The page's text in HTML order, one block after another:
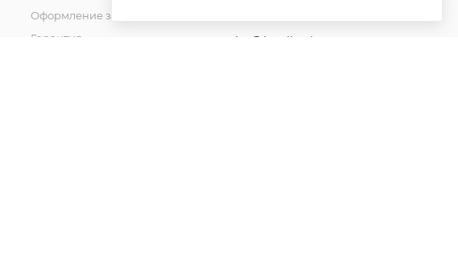
Оформление заказа
Гарантия
order@kupikashpo.ru